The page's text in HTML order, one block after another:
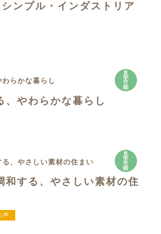
ンプル・インダストリア
見
学
可
能
、やわらかな暮らし
見
学
可
能
和する、やさしい素材の住
声